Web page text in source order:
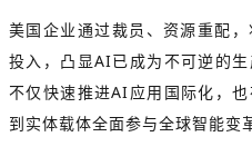
美国企业通过裁员、资源重配
投入，凸显AI已成为不可逆的
不仅快速推进AI应用国际化，
到实体载体全面参与全球智能变